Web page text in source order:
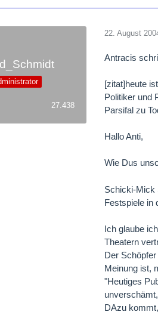
27.438
22. August
Antracis
[zitat]heute
Politiker und
Parsifal zu
Hallo Anti,
Wie Dus
Schicki-Mick
Festspiele in
Ich glaube
Theatern
Der
Meinung ist,
"Heutiges
DAzu